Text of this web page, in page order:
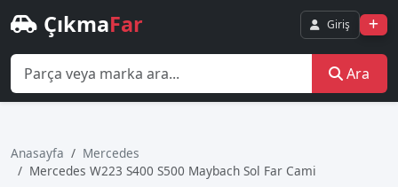
ÇıkmaFar Giriş
Ara
Anasayfa
Mercedes
Mercedes W223 S400 S500 Maybach Sol Far Cami